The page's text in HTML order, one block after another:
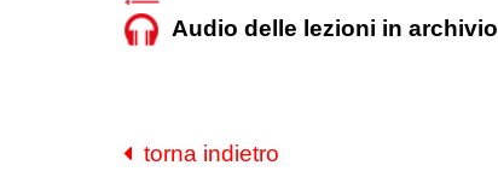
Audio delle lezioni in archivio
torna indietro